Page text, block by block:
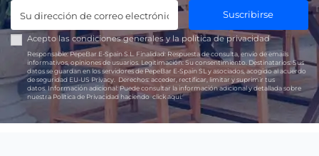
Suscribirse
Acepto las condiciones generales y lapolítica de privacidad
Responsable:PepeBar E-Spain S.L. Finalidad: Respuesta de consulta, envío de emails
informativos, opiniones de usuarios. Legitimación: Su consentimiento. Destinatarios:Sus
datos se guardan en los servidores de PepeBar E-Spain SL y asociados, acogido al acuerdo
de seguridad EU-US Privacy. Derechos: acceder, rectificar, limitar y suprimir tus
datos.Información adicional:Puede consultar la información adicional y detallada sobre
nuestra Política de Privacidad haciendoclick aquí.